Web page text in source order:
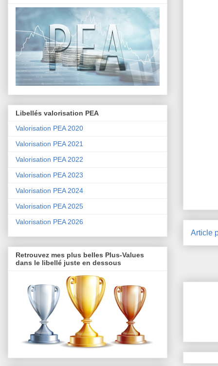
Article
Libellés valorisation PEA
Valorisation PEA 2020
Valorisation PEA 2021
Valorisation PEA 2022
Valorisation PEA 2023
Valorisation PEA 2024
Valorisation PEA 2025
Valorisation PEA 2026
Retrouvez mes plus belles Plus-Values
dans le libellé juste en dessous